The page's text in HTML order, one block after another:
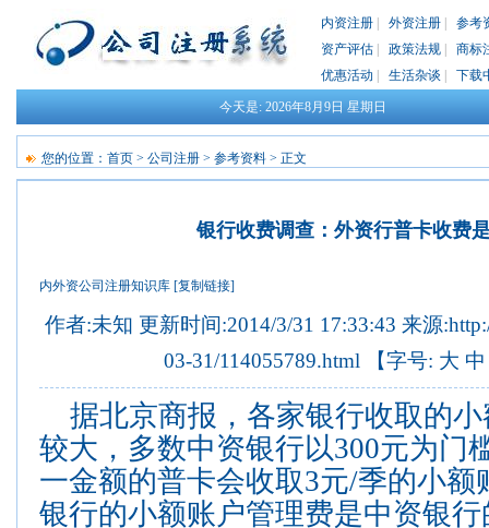
内资注册 外资注册
参考
资产评估
政策法规
商标
优惠活动
生活杂谈 下载
今天是: 2026年8月9日 星期日
您的位置： 首页 > 公司注册 > 参考资料 > 正文
银行收费调查：外资行普卡收费
内外资公司注册知识库 [复制链接]
作者:未知 更新时间:2014/3/31 17:33:43 来源
03-31/114055789.html 【字号: 大 中
据北京商报，各家银行收取的小
较大，多数中资银行以300元为门
一金额的普卡会收取3元/季的小额
银行的小额账户管理费是中资银